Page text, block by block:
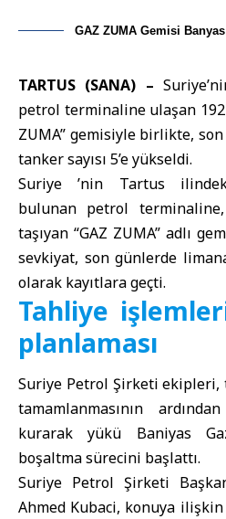
GAZ ZUMA Gemisi
TARTUS (SANA) –
petrol terminaline ulaşan
ZUMA” gemisiyle birlikte,
tanker sayısı 5’e yükseldi.
Suriye ’nin Tartus
bulunan petrol
taşıyan “GAZ ZUMA” adlı
sevkiyat, son günlerde
olarak kayıtlara geçti.
Tahliye
planlaması
Suriye Petrol Şirketi
tamamlanmasının
kurarak yükü Baniyas
boşaltma sürecini başlattı.
Suriye Petrol Şirketi
Ahmed Kubaci, konuya ilişkin